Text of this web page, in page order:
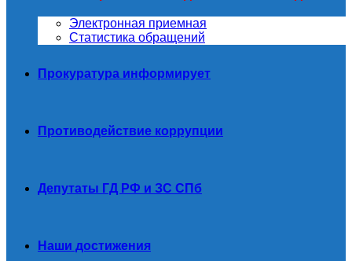
Электронная приемная
Статистика обращений
Прокуратура информирует
Противодействие коррупции
Депутаты ГД РФ и ЗС СПб
Наши достижения